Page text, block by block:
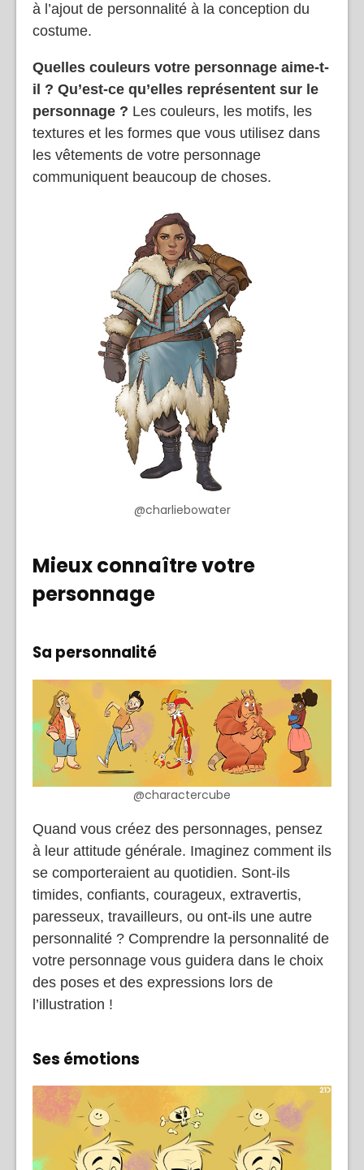
à l’ajout de personnalité à la conception du
costume.
Quelles couleurs votre personnage aime-t-
il ? Qu’est-ce qu’elles représentent sur le
personnage ? Les couleurs, les motifs, les
textures et les formes que vous utilisez dans
les vêtements de votre personnage
communiquent beaucoup de choses.
@charliebowater
Mieux connaître votre
personnage
Sa personnalité
@charactercube
Quand vous créez des personnages, pensez
à leur attitude générale. Imaginez comment ils
se comporteraient au quotidien. Sont-ils
timides, confiants, courageux, extravertis,
paresseux, travailleurs, ou ont-ils une autre
personnalité ? Comprendre la personnalité de
votre personnage vous guidera dans le choix
des poses et des expressions lors de
l’illustration !
Ses émotions